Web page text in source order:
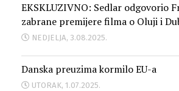
EKSKLUZIVNO: Sedlar odgovorio
zabrane premijere filma o Oluji i
NEDJELJA, 3.08.2025.
Danska preuzima kormilo EU-a
UTORAK, 1.07.2025.